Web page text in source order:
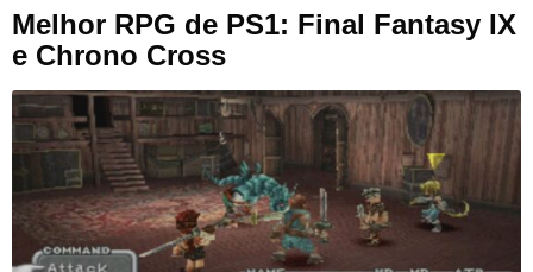
Melhor RPG de PS1: Final Fantasy IX
e Chrono Cross